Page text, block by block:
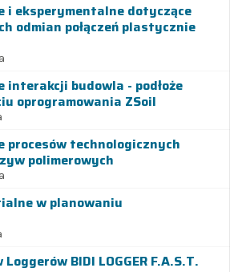
i eksperymentalne dotyczące
odmian połączeń plastycznie
budowla - podłoże
oprogramowania ZSoil
procesów technologicznych
polimerowych
w planowaniu
BIDI LOGGER F.A.S.T.